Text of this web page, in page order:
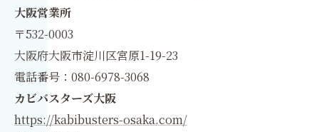
大阪営業所
〒532-0003
大阪府大阪市淀川区宮原1-19-23
電話番号：080-6978-3068
カビバスターズ大阪
https://kabibusters-osaka.com/